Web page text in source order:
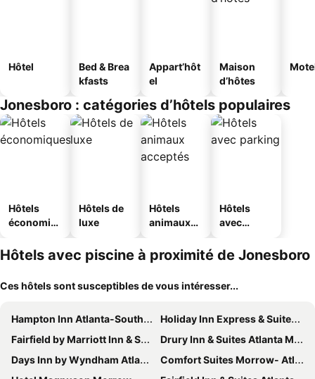
Hôtel
Bed & Brea
kfasts
Appart’hôt
el
Maison
d’hôtes
Jonesboro : catégories d’hôtels populaires
Hôtels
économiq
Hôtels de
luxe
Hôtels
animaux
Hôtels
avec
Hôtels avec piscine à proximité de Jonesboro
Ces hôtels sont susceptibles de vous intéresser...
Hampton Inn Atlanta-Southlake
Holiday Inn Express & Suites Morrow Atlanta South by IHG
Fairfield by Marriott Inn & Suites Morrow
Drury Inn & Suites Atlanta Morrow
Days Inn by Wyndham Atlanta/Southlake/Morrow
Comfort Suites Morrow- Atlanta South